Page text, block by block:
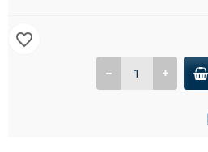
favorite_border